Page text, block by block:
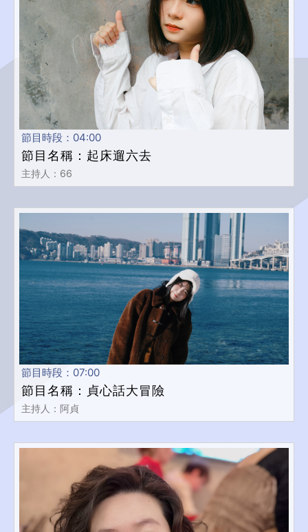
節目時段：04:00
節目名稱：起床遛六去
主持人：66
節目時段：07:00
節目名稱：貞心話大冒險
主持人：阿貞